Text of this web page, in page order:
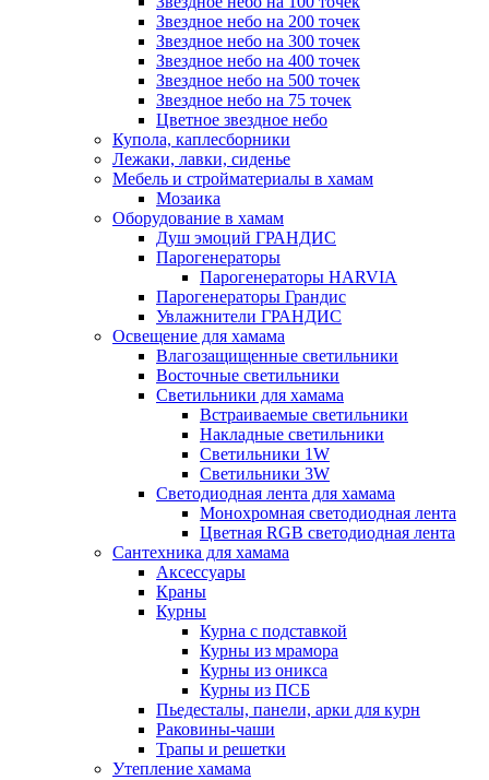
Звездное небо на 200 точек
Звездное небо на 300 точек
Звездное небо на 400 точек
Звездное небо на 500 точек
Звездное небо на 75 точек
Цветное звездное небо
Купола, каплесборники
Лежаки, лавки, сиденье
Мебель и стройматериалы в хамам
Мозаика
Оборудование в хамам
Душ эмоций ГРАНДИС
Парогенераторы
Парогенераторы HARVIA
Парогенераторы Грандис
Увлажнители ГРАНДИС
Освещение для хамама
Влагозащищенные светильники
Восточные светильники
Светильники для хамама
Встраиваемые светильники
Накладные светильники
Светильники 1W
Светильники 3W
Светодиодная лента для хамама
Монохромная светодиодная лента
Цветная RGB светодиодная лента
Сантехника для хамама
Аксессуары
Краны
Курны
Курна с подставкой
Курны из мрамора
Курны из оникса
Курны из ПСБ
Пьедесталы, панели, арки для курн
Раковины-чаши
Трапы и решетки
Утепление хамама